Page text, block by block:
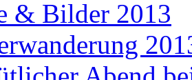
& Bilder 2013